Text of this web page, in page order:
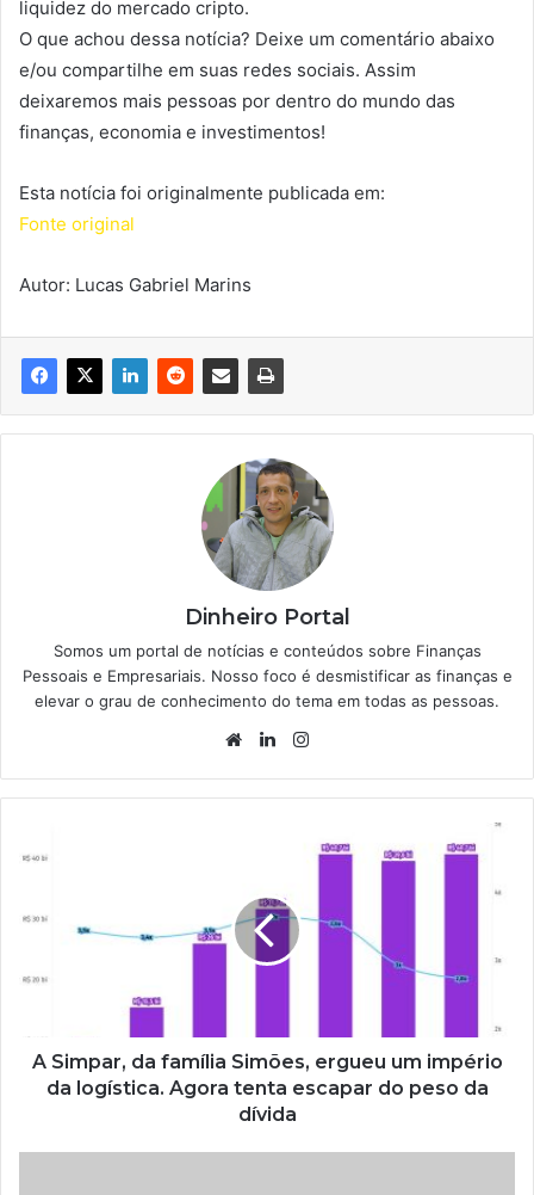
liquidez do mercado cripto.
O que achou dessa notícia? Deixe um comentário abaixo
e/ou compartilhe em suas redes sociais. Assim
deixaremos mais pessoas por dentro do mundo das
finanças, economia e investimentos!
Esta notícia foi originalmente publicada em:
Fonte original
Autor: Lucas Gabriel Marins
Dinheiro Portal
Somos um portal de notícias e conteúdos sobre Finanças
Pessoais e Empresariais. Nosso foco é desmistificar as finanças e
elevar o grau de conhecimento do tema em todas as pessoas.
WebsiteLinkedin
A Simpar, da família Simões, ergueu um império
da logística. Agora tenta escapar do peso da
dívida